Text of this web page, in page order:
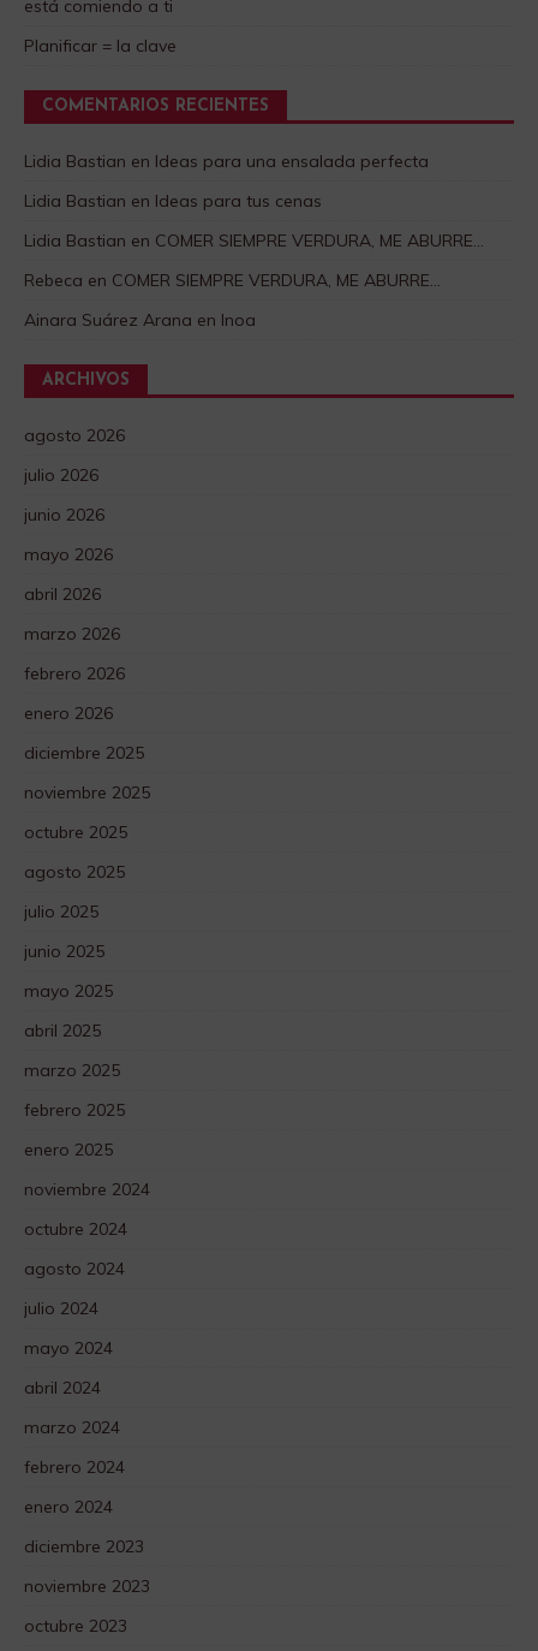
está comiendo a ti
Planificar = la clave
COMENTARIOS RECIENTES
Lidia Bastian en Ideas para una ensalada perfecta
Lidia Bastian en Ideas para tus cenas
Lidia Bastian en COMER SIEMPRE VERDURA, ME ABURRE…
Rebeca en COMER SIEMPRE VERDURA, ME ABURRE…
Ainara Suárez Arana en Inoa
ARCHIVOS
agosto 2026
julio 2026
junio 2026
mayo 2026
abril 2026
marzo 2026
febrero 2026
enero 2026
diciembre 2025
noviembre 2025
octubre 2025
agosto 2025
julio 2025
junio 2025
mayo 2025
abril 2025
marzo 2025
febrero 2025
enero 2025
noviembre 2024
octubre 2024
agosto 2024
julio 2024
mayo 2024
abril 2024
marzo 2024
febrero 2024
enero 2024
diciembre 2023
noviembre 2023
octubre 2023